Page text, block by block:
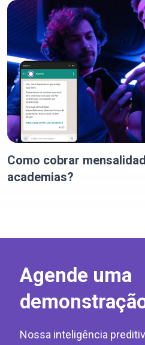
Como cobrar
academias?
Agende uma
Nossa inteligência